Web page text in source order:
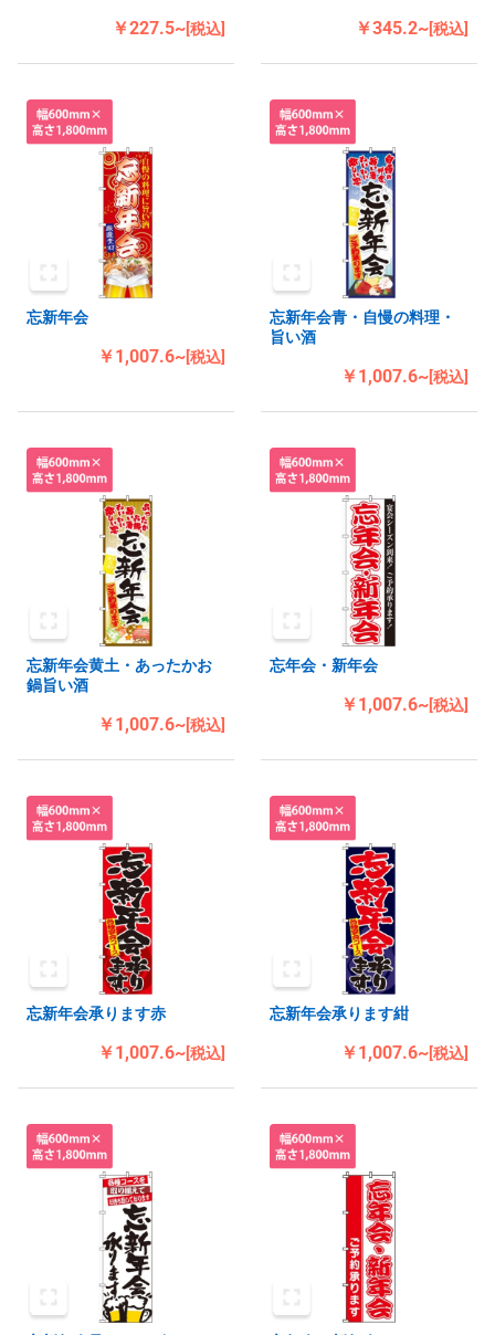
￥227.5~[税込] ￥345.2~[税込]
忘新年会
￥1,007.6~[税込]
忘新年会青・自慢の料理・
旨い酒
￥1,007.6~[税込]
忘新年会黄土・あったかお
鍋旨い酒
￥1,007.6~[税込]
忘年会・新年会
￥1,007.6~[税込]
忘新年会承ります赤
￥1,007.6~[税込]
忘新年会承ります紺
￥1,007.6~[税込]